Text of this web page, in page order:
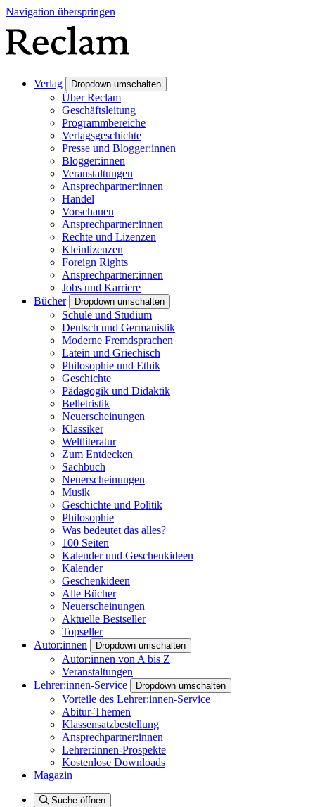
Navigation überspringen
Verlag Dropdown umschalten
Über Reclam
Geschäftsleitung
Programmbereiche
Verlagsgeschichte
Presse und Blogger:innen
Blogger:innen
Veranstaltungen
Ansprechpartner:innen
Handel
Vorschauen
Ansprechpartner:innen
Rechte und Lizenzen
Kleinlizenzen
Foreign Rights
Ansprechpartner:innen
Jobs und Karriere
Bücher
Dropdown umschalten
Schule und Studium
Deutsch und Germanistik
Moderne Fremdsprachen
Latein und Griechisch
Philosophie und Ethik
Geschichte
Pädagogik und Didaktik
Belletristik
Neuerscheinungen
Klassiker
Weltliteratur
Zum Entdecken
Sachbuch
Neuerscheinungen
Musik
Geschichte und Politik
Philosophie
Was bedeutet das alles?
100 Seiten
Kalender und Geschenkideen
Kalender
Geschenkideen
Alle Bücher
Neuerscheinungen
Aktuelle Bestseller
Topseller
Autor:innen
Dropdown umschalten
Autor:innen von A bis Z
Veranstaltungen
Lehrer:innen-Service
Dropdown umschalten
Vorteile des Lehrer:innen-Service
Abitur-Themen
Klassensatzbestellung
Ansprechpartner:innen
Lehrer:innen-Prospekte
Kostenlose Downloads
Magazin
Suche öffnen